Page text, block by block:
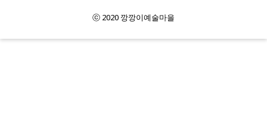
ⓒ 2020 깡깡이예술마을